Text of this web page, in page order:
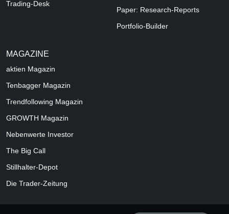
Trading-Desk
Paper: Research-Reports
Portfolio-Builder
MAGAZINE
aktien Magazin
Tenbagger Magazin
Trendfollowing Magazin
GROWTH Magazin
Nebenwerte Investor
The Big Call
Stillhalter-Depot
Die Trader-Zeitung